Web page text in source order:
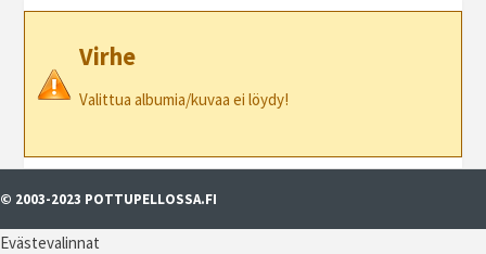
Virhe
Valittua albumia/kuvaa ei löydy!
© 2003-2023 POTTUPELLOSSA.FI
Evästevalinnat